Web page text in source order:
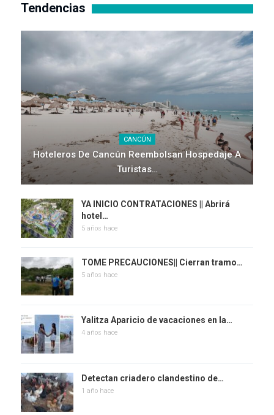
Tendencias
CANCÚN
Hoteleros De Cancún Reembolsan Hospedaje A
Turistas…
YA INICIO CONTRATACIONES || Abrirá
hotel…
5 años hace
TOME PRECAUCIONES|| Cierran tramo…
5 años hace
Yalitza Aparicio de vacaciones en la…
4 años hace
Detectan criadero clandestino de…
1 año hace